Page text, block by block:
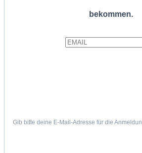
bekommen.
Gib bitte deine E-Mail-Adresse für die